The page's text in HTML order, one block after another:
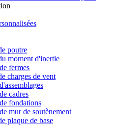
poutre
moment d'inertie
fermes
charges de vent
cadres
fondations
mur de soutènement
plaque de base